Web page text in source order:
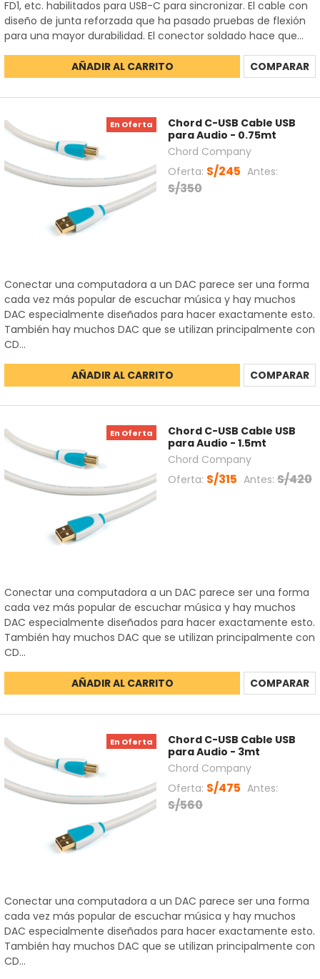
FD1, etc. habilitados para USB-C para sincronizar. El cable con
diseño de junta reforzada que ha pasado pruebas de flexión
para una mayor durabilidad. El conector soldado hace que...
AÑADIR AL CARRITO COMPARAR
En Oferta
Chord C-USB Cable USB
para Audio - 0.75mt
Chord Company
Oferta: S/245 Antes:
S/350
Conectar una computadora a un DAC parece ser una forma
cada vez más popular de escuchar música y hay muchos
DAC especialmente diseñados para hacer exactamente esto.
También hay muchos DAC que se utilizan principalmente con
CD...
AÑADIR AL CARRITO COMPARAR
En Oferta
Chord C-USB Cable USB
para Audio - 1.5mt
Chord Company
Oferta: S/315 Antes: S/420
Conectar una computadora a un DAC parece ser una forma
cada vez más popular de escuchar música y hay muchos
DAC especialmente diseñados para hacer exactamente esto.
También hay muchos DAC que se utilizan principalmente con
CD...
AÑADIR AL CARRITO COMPARAR
En Oferta
Chord C-USB Cable USB
para Audio - 3mt
Chord Company
Oferta: S/475 Antes:
S/560
Conectar una computadora a un DAC parece ser una forma
cada vez más popular de escuchar música y hay muchos
DAC especialmente diseñados para hacer exactamente esto.
También hay muchos DAC que se utilizan principalmente con
CD...